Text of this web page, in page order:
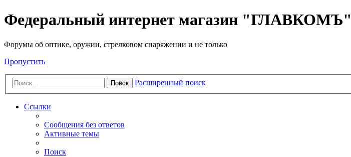
Федеральный интернет магазин "ГЛАВКОМЪ"
Форумы об оптике, оружии, стрелковом снаряжении и не только
Пропустить
Поиск Расширенный поиск
Ссылки
Сообщения без ответов
Активные темы
Поиск